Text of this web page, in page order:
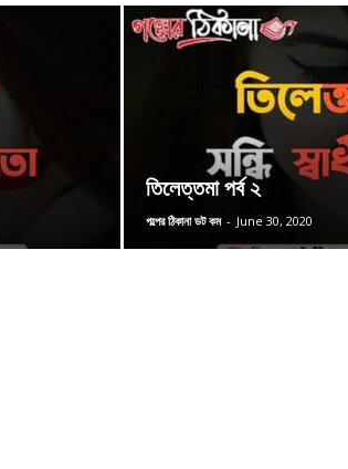
তিলেত্তমা পর্ব ২
গল্পের ঠিকানা ডট কম - June 30, 2020